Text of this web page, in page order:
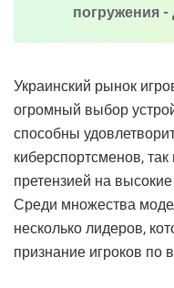
погружения -
Украинский рынок
огромный выбор
способны
киберспортсменов,
претензией на высокие
Среди множества
несколько лидеров,
признание игроков по